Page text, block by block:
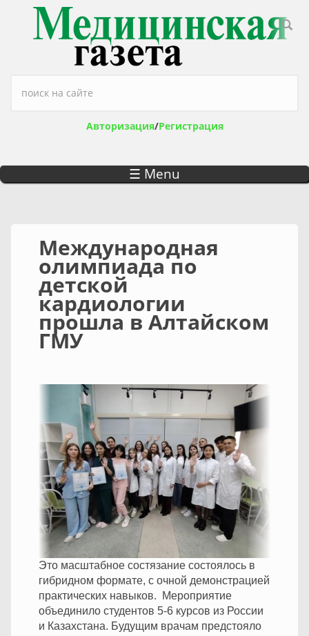
Перейти к основному содержанию
Форма поиска
Авторизация/Регистрация
☰ Menu
Международная
олимпиада по
детской
кардиологии
прошла в Алтайском
ГМУ
Это масштабное состязание состоялось в
гибридном формате, с очной демонстрацией
практических навыков. Мероприятие
объединило студентов 5-6 курсов из России
и Казахстана. Будущим врачам предстояло